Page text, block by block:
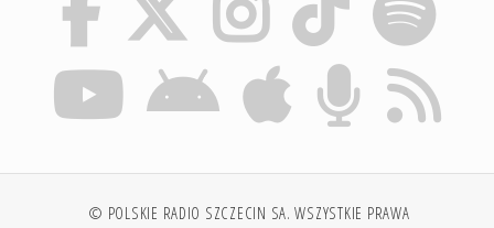
© POLSKIE RADIO SZCZECIN SA. WSZYSTKIE PRAWA